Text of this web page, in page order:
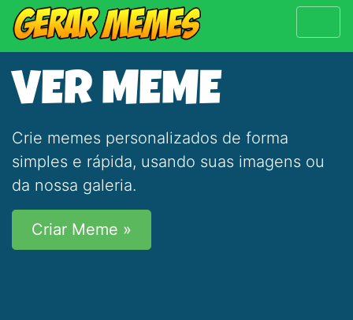
VER MEME
Crie memes personalizados de forma
simples e rápida, usando suas imagens ou
da nossa galeria.
Criar Meme »